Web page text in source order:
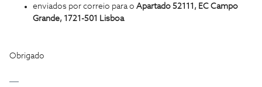
enviados por correio para o Apartado 52111, EC Campo
Grande, 1721-501 Lisboa
Obrigado